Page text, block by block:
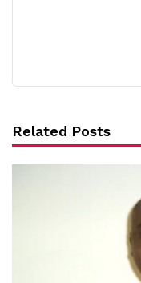
Related Posts